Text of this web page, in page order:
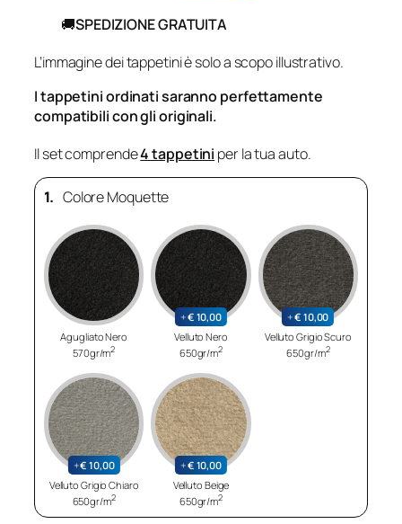
🚚SPEDIZIONE GRATUITA
L’immagine dei tappetini è solo a scopo illustrativo.
I tappetini ordinati saranno perfettamente
compatibili con gli originali.
Il set comprende4 tappetini per la tua auto.
1. Colore Moquette
Agugliato Nero
570gr/m2
+€ 10,00
Velluto Nero
650gr/m2
+€ 10,00
Velluto Grigio Scuro
650gr/m2
+€ 10,00
Velluto Grigio Chiaro
650gr/m2
+€ 10,00
Velluto Beige
650gr/m2